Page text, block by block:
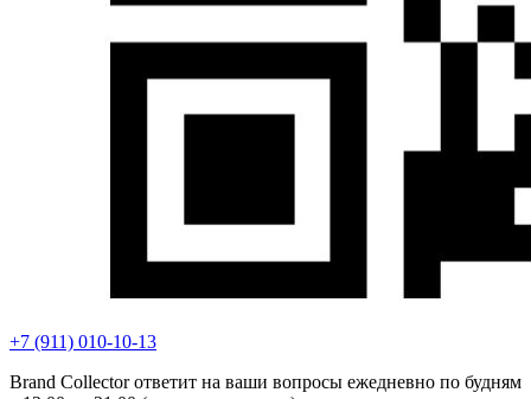
+7 (911) 010-10-13
Brand Collector ответит на ваши вопросы ежедневно по будням